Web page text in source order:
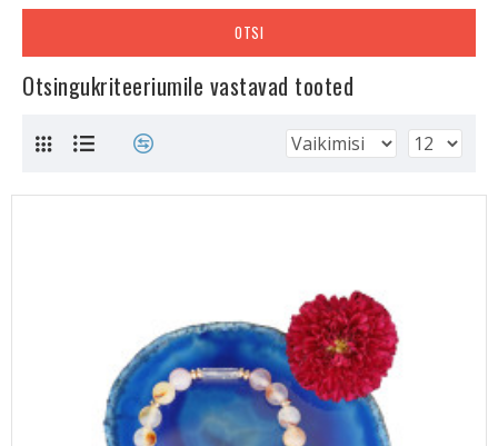
OTSI
Otsingukriteeriumile vastavad tooted